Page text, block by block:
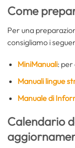
Come
Per una
consigliamo i
MiniManuali: per
Manuali lingue
Manuale di
Calendario